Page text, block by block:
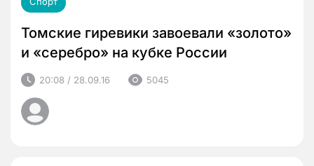
Томские гиревики завоевали «золото»
и «серебро» на кубке России
20:08 / 28.09.16 5045